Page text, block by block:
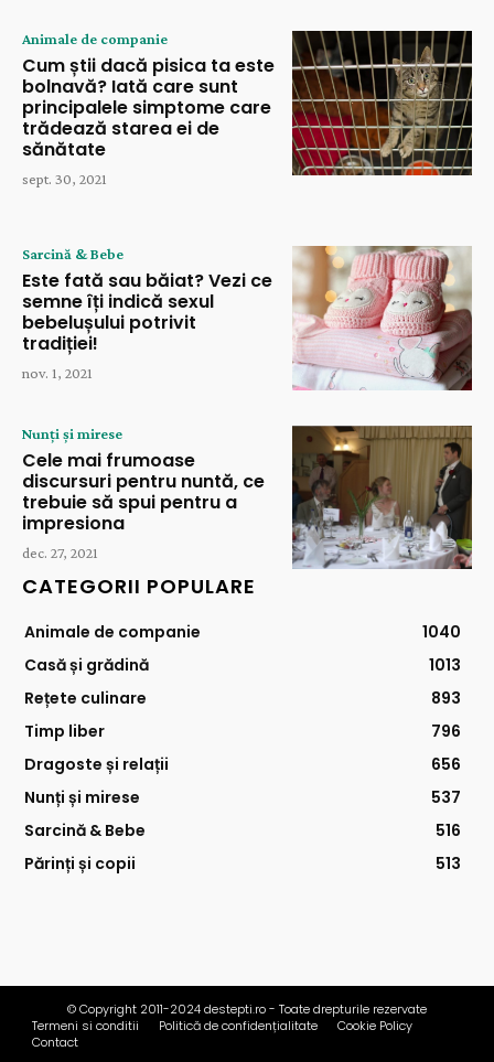
Animale de companie
Cum știi dacă pisica ta este
bolnavă? Iată care sunt
principalele simptome care
trădează starea ei de
sănătate
sept. 30, 2021
Sarcină & Bebe
Este fată sau băiat? Vezi ce
semne îți indică sexul
bebelușului potrivit
tradiției!
nov. 1, 2021
Nunți și mirese
Cele mai frumoase
discursuri pentru nuntă, ce
trebuie să spui pentru a
impresiona
dec. 27, 2021
CATEGORII POPULARE
Animale de companie
1040
Casă și grădină
1013
Rețete culinare
893
Timp liber
796
Dragoste și relații
656
Nunți și mirese
537
Sarcină & Bebe
516
Părinți și copii
513
© Copyright 2011-2024 destepti.ro - Toate drepturile rezervate
Termeni si conditii
Politică de confidențialitate
Cookie Policy
Contact